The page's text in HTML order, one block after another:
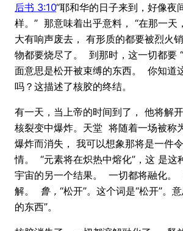
后书 3:10“耶和华的日子来到，好像夜
样。” 那意味着出乎意料， “在那一天
大有响声废去， 有形质的都要被烈火
物都要烧尽了。 到那时，这一切都要
面意思是松开被束缚的东西。 你知道
吗？这描述了核胶的终结。
有一天，当上帝的时间到了， 他将解
核裂变中爆炸。天堂 将随着一场被称
爆炸而消失， 我可以想象那将是一件
情。 “元素将在炽热中熔化”，这 是这
宇宙的另一个结果。 一切都将融化。
解。 鲁， “松开”。这个词是“松开”。
的东西”。